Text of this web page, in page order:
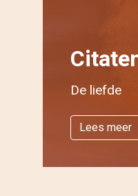
De liefde
Lees meer